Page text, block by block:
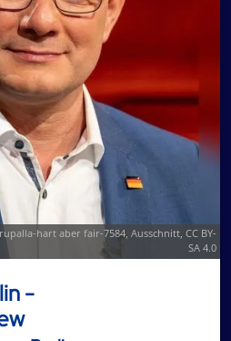
hart aber fair-7584, Ausschnitt, CC BY-
SA 4.0
-